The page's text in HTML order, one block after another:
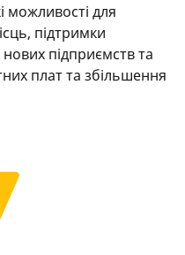
можливості для
підтримки
підприємств та
плат та збільшення